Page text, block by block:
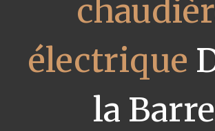
électrique
la Barre